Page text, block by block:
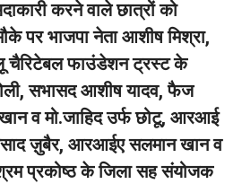
करने वाले छात्रों को
पर भाजपा नेता आशीष मिश्रा,
चैरिटेबल फाउंडेशन ट्रस्ट के
सभासद आशीष यादव, फैज
व मो.जाहिद उर्फ छोटू, आरआई
ज़ुबैर, आरआईए सलमान खान व
श्रम प्रकोष्ठ के जिला सह संयोजक